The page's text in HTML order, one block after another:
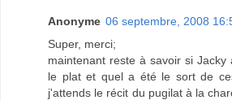
Anonyme 06 septembre, 2008
Super, merci;
maintenant reste à savoir si Jacky
le plat et quel a été le sort de
j'attends le récit du pugilat à la